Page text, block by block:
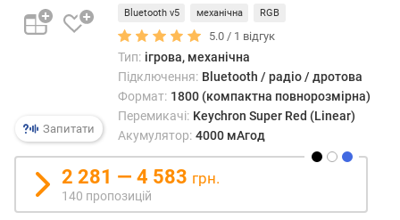
н
ш
о
з
к
л
а
Запитати
Bluetooth v5 механічна RGB
5.0 / 1 відгук
Тип: ігрова, механічна
Підключення: Bluetooth / радіо / дротова
Формат: 1800 (компактна повнорозмірна)
Перемикачі: Keychron Super Red (Linear)
Акумулятор: 4000 мАгод
2 281 — 4 583 грн.
140 пропозицій